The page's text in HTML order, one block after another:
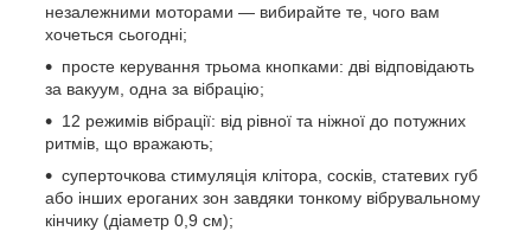
незалежними моторами — вибирайте те, чого вам
хочеться сьогодні;
просте керування трьома кнопками: дві відповідають
за вакуум, одна за вібрацію;
12 режимів вібрації: від рівної та ніжної до потужних
ритмів, що вражають;
суперточкова стимуляція клітора, сосків, статевих губ
або інших ероганих зон завдяки тонкому вібрувальному
кінчику (діаметр 0,9 см);